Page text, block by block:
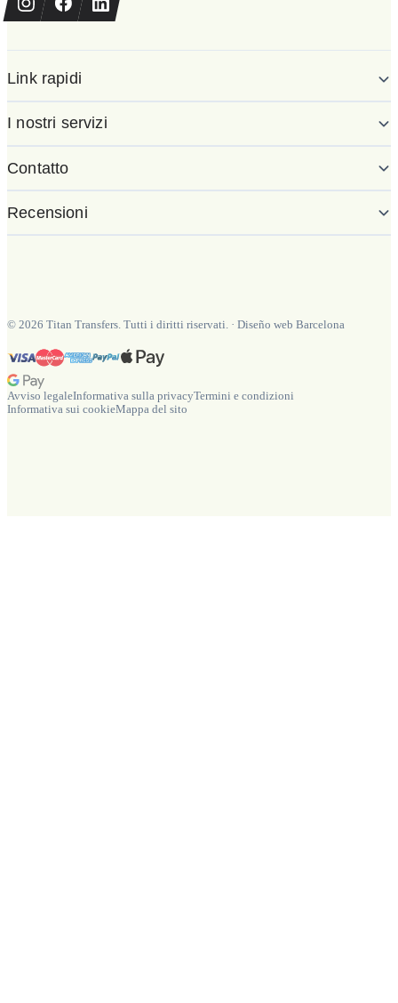
Link rapidi
I nostri servizi
Contatto
Recensioni
© 2026 Titan Transfers. Tutti i diritti riservati. · Diseño web Barcelona
Avviso legaleInformativa sulla privacyTermini e condizioni
Informativa sui cookieMappa del sito